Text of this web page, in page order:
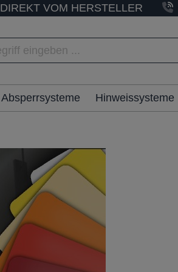
DIREKT VOM HERSTELLER
Absperrsysteme Hinweissysteme